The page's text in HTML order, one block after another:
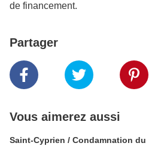
de financement.
Partager
Vous aimerez aussi
Saint-Cyprien / Condamnation du